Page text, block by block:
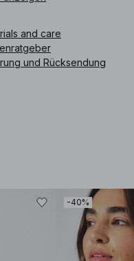
:1100-011803-0230
and care
und Rücksendung
-40%